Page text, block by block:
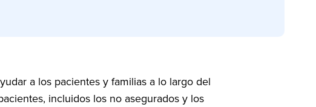
a los pacientes y familias a lo largo del
incluidos los no asegurados y los